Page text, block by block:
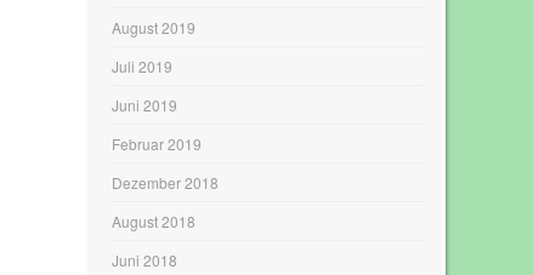
August 2019
Juli 2019
Juni 2019
Februar 2019
Dezember 2018
August 2018
Juni 2018